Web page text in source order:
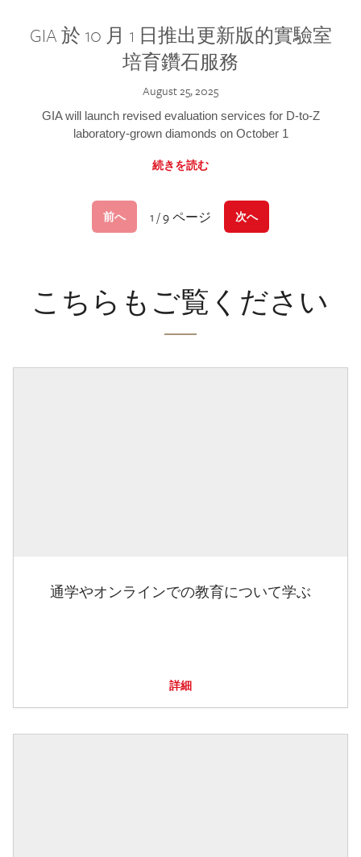
GIA 於 10 月 1 日推出更新版的實驗室
培育鑽石服務
August 25, 2025
GIA will launch revised evaluation services for D-to-Z
laboratory-grown diamonds on October 1
続きを読む
前へ 1 / 9 ページ 次へ
こちらもご覧ください
通学やオンラインでの教育について学ぶ
詳細